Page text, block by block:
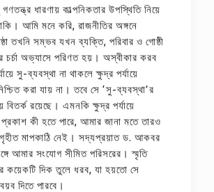
ধারণায় কাল্পনিকতার উপস্থিতি নিয়ে
আমি মনে করি, রাজনীতির অঙ্গনে
তখনি সম্ভব যখন ব্যক্তি, পরিবার ও গোষ্ঠী
চর্চা অভ্যাসে পরিণত হয়। অস্বীকার করব
সু-ব্যবস্থা না থাকলে ক্ষুদ্র পর্যায়ে
করা যায় না। তবে সে ‘সু-ব্যবস্থা’র
বিতর্ক রয়েছে। এমনকি ক্ষুদ্র পর্যায়ে
প্রকাশ কী হতে পারে, আমার জানা মতে তারও
মাপকাঠি নেই। সদ্যপ্রয়াত ড. আকবর
আমার সংযোগ সীমিত পরিসরের। স্মৃতি
কয়েকটি দিক তুলে ধরব, যা হয়তো সে
দিতে পারবে।